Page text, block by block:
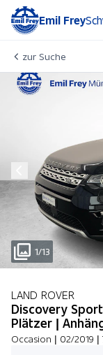
Emil Frey
zur Suche
1/13
LAND ROVER
Discovery
Plätzer |
Occasion | 02/2019